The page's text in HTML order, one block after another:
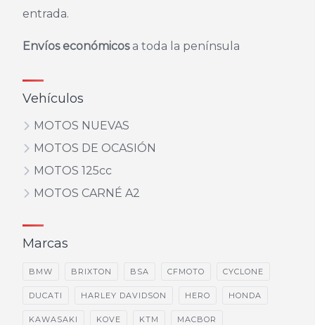
entrada.
Envíos económicosa toda la península
Vehículos
MOTOS NUEVAS
MOTOS DE OCASIÓN
MOTOS 125cc
MOTOS CARNÉ A2
Marcas
BMW BRIXTON BSA CFMOTO CYCLONE
DUCATI HARLEY DAVIDSON HERO HONDA
KAWASAKI KOVE KTM MACBOR